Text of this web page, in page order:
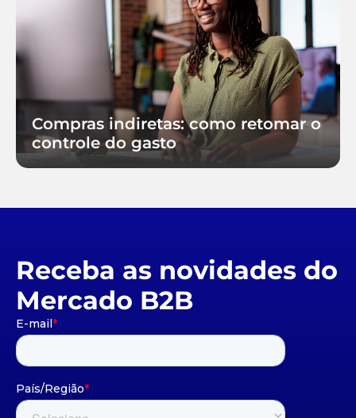
Compras indiretas: como retomar o
controle do gasto
Receba as novidades do
Mercado B2B